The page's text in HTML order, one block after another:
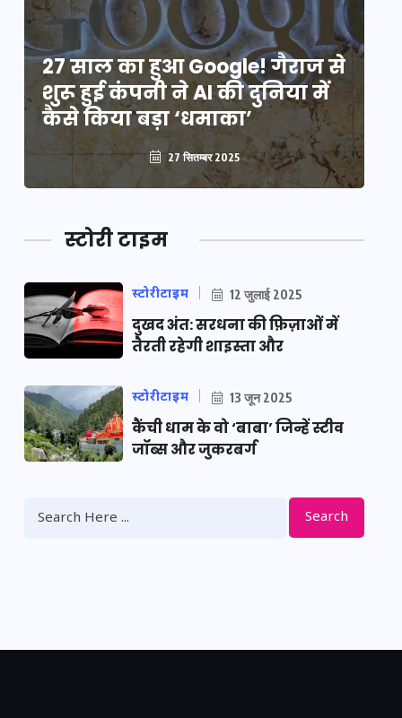
27 साल का हुआ Google! गैराज से
शुरू हुई कंपनी ने AI की दुनिया में
कैसे किया बड़ा ‘धमाका’
27 सितम्बर 2025
स्टोरी टाइम
स्टोरीटाइम 12 जुलाई 2025
दुखद अंत: सरधना की फ़िज़ाओं में
तैरती रहेगी शाइस्ता और
स्टोरीटाइम 13 जून 2025
कैंची धाम के वो ‘बाबा’ जिन्हें स्टीव
जॉब्स और जुकरबर्ग
Search